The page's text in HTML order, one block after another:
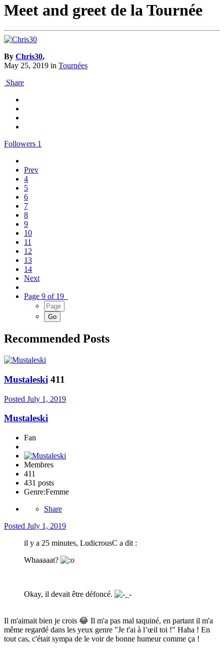
Meet and greet de la Tournée
By Chris30,
May 25, 2019 in Tournées
Share
Followers 1
Prev
4
5
6
7
8
9
10
11
12
13
14
Next
Page 9 of 19
Recommended Posts
Mustaleski 411
Posted July 1, 2019
Mustaleski
Fan
Membres
411
431 posts
Genre:Femme
Share
Posted July 1, 2019
il y a 25 minutes, LudicrousC a dit :
Whaaaaat?
Okay, il devait être défoncé.
Il m'aimait bien je crois 😂 Il m'a pas mal taquiné, en partant il m'a
même regardé dans les yeux genre "Je t'ai à l’œil toi !" Haha ! En
tout cas, c'était sympa de le voir de bonne humeur comme ça !